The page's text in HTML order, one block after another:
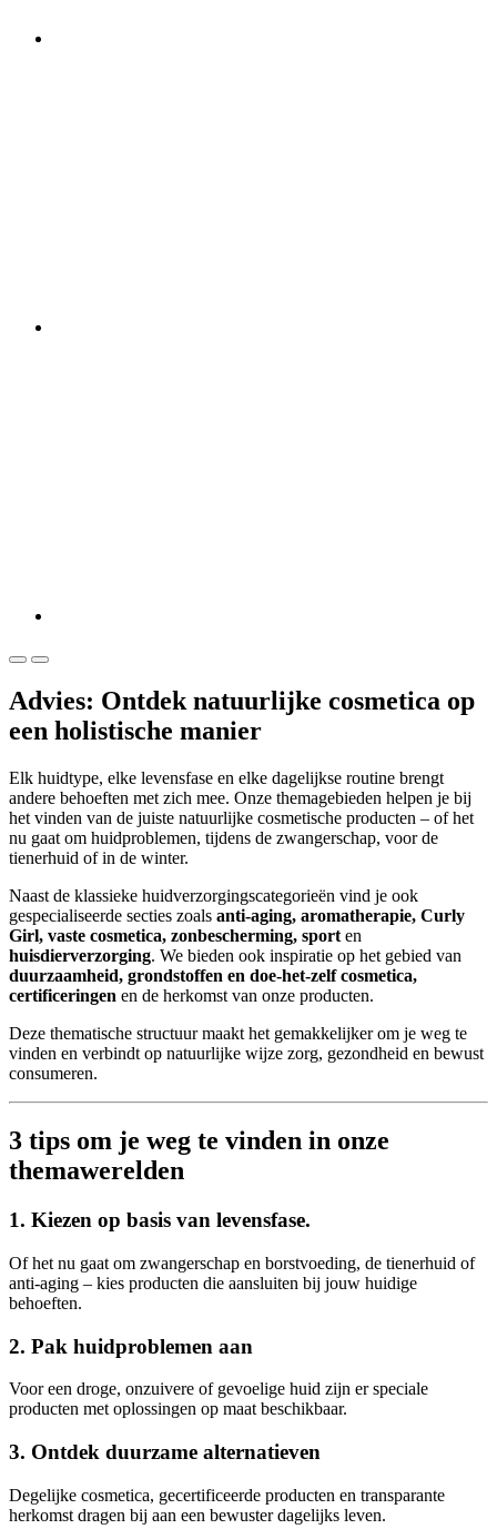
Advies: Ontdek natuurlijke cosmetica op
een holistische manier
Elk huidtype, elke levensfase en elke dagelijkse routine brengt
andere behoeften met zich mee. Onze themagebieden helpen je bij
het vinden van de juiste natuurlijke cosmetische producten – of het
nu gaat om huidproblemen, tijdens de zwangerschap, voor de
tienerhuid of in de winter.
Naast de klassieke huidverzorgingscategorieën vind je ook
gespecialiseerde secties zoals anti-aging, aromatherapie, Curly
Girl, vaste cosmetica, zonbescherming, sport en
huisdierverzorging. We bieden ook inspiratie op het gebied van
duurzaamheid, grondstoffen en doe-het-zelf cosmetica,
certificeringen en de herkomst van onze producten.
Deze thematische structuur maakt het gemakkelijker om je weg te
vinden en verbindt op natuurlijke wijze zorg, gezondheid en bewust
consumeren.
3 tips om je weg te vinden in onze
themawerelden
1. Kiezen op basis van levensfase.
Of het nu gaat om zwangerschap en borstvoeding, de tienerhuid of
anti-aging – kies producten die aansluiten bij jouw huidige
behoeften.
2. Pak huidproblemen aan
Voor een droge, onzuivere of gevoelige huid zijn er speciale
producten met oplossingen op maat beschikbaar.
3. Ontdek duurzame alternatieven
Degelijke cosmetica, gecertificeerde producten en transparante
herkomst dragen bij aan een bewuster dagelijks leven.